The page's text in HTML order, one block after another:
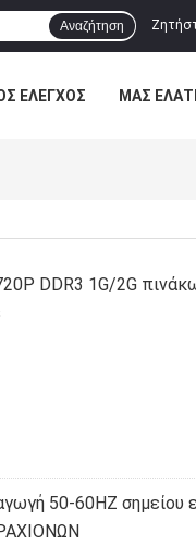
Αναζήτηση
ΈΛΕΓΧΟΣ ΜΑΣ
DDR3 1G/2G
50-60HZ σημείου